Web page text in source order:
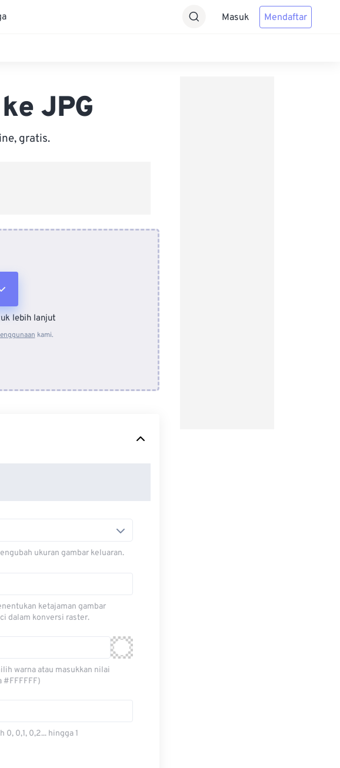
Masuk Mendaftar
JPG
gratis.
lebih lanjut
kami.
ukuran gambar keluaran.
ketajaman gambar
dalam konversi raster.
warna atau masukkan nilai
#FFFFFF)
0, 0,1, 0,2... hingga 1